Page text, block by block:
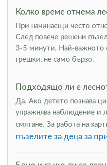
Колко време отнема
При начинаещи често
След повече решени
3-5 минути. Най-важното
грешки, не само бързо.
Подходящо ли е
Да. Ако детето познава
упражнява наблюдение и
смятане. За работа на
пъзелите за деца за